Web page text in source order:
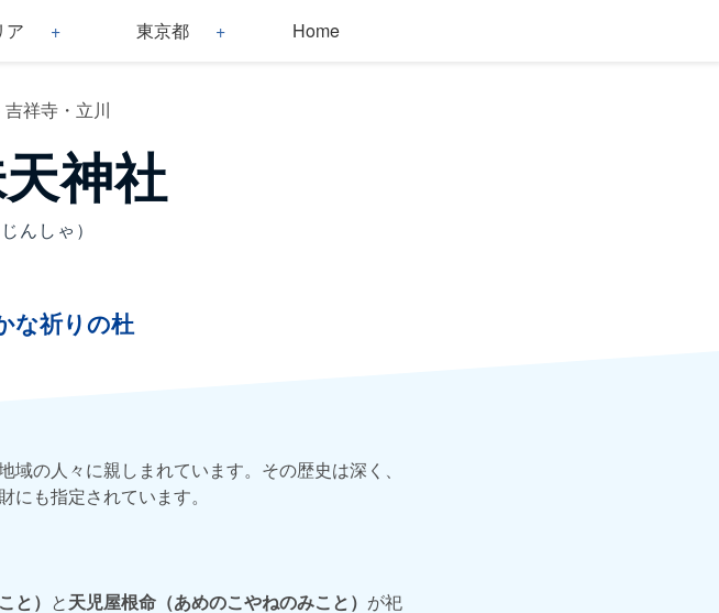
ア 東京都 Home
吉祥寺・立川
神社
んしゃ）
な祈りの杜
の人々に親しまれています。その歴史は深く、
も指定されています。
と） と天児屋根命（あめのこやねのみこと） が祀